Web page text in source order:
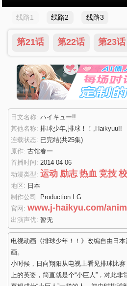
线路1 线路2 线路3
第21话 第22话 第23话
日文名称: ハイキュー!!
其他名称: 排球少年,排球！！,Haikyuu!!
连载状态: 已完结(共25集)
原作: 古馆春一
首播时间: 2014-04-06
动漫类型: 运动 励志 热血 竞技
地区: 日本
制作公司: Production I.G
官网: www.j-haikyu.com/
出演声优: 暂无
电视动画《排球少年！！》改编自由日
画。
小时候，日向翔阳从电视上看见排球比
上的英姿，简直就是个“小巨人”，对此